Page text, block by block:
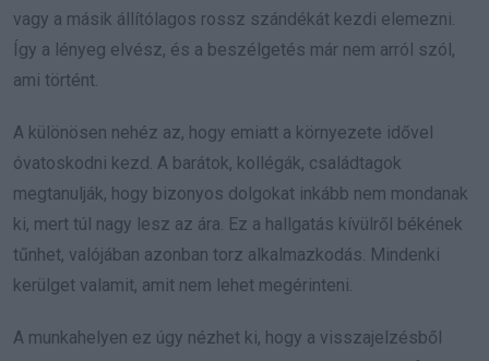
vagy a másik állítólagos rossz szándékát kezdi elemezni.
Így a lényeg elvész, és a beszélgetés már nem arról szól,
ami történt.
A különösen nehéz az, hogy emiatt a környezete idővel
óvatoskodni kezd. A barátok, kollégák, családtagok
megtanulják, hogy bizonyos dolgokat inkább nem mondanak
ki, mert túl nagy lesz az ára. Ez a hallgatás kívülről békének
tűnhet, valójában azonban torz alkalmazkodás. Mindenki
kerülget valamit, amit nem lehet megérinteni.
A munkahelyen ez úgy nézhet ki, hogy a visszajelzésből